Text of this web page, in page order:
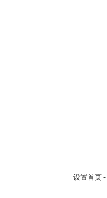
设置首页 -